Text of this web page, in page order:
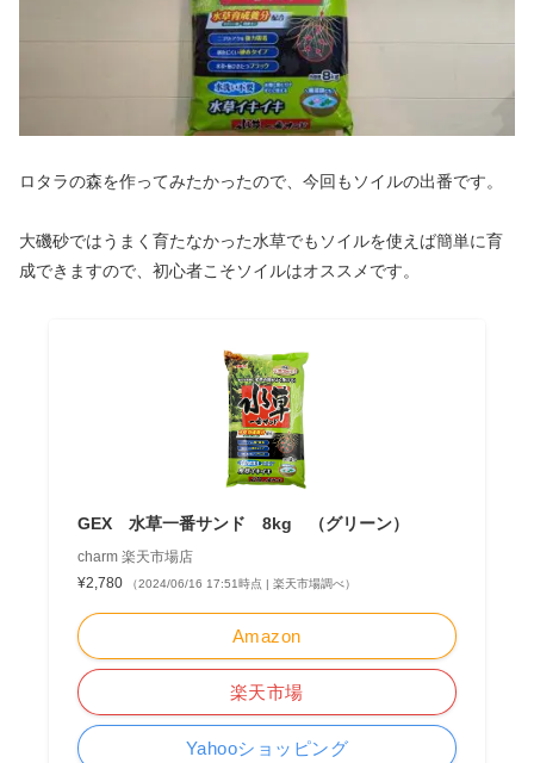
ロタラの森を作ってみたかったので、今回もソイルの出番です。
大磯砂ではうまく育たなかった水草でもソイルを使えば簡単に育
成できますので、初心者こそソイルはオススメです。
GEX 水草一番サンド 8kg （グリーン）
charm 楽天市場店
¥2,780
（2024/06/16 17:51時点 | 楽天市場調べ）
Amazon
楽天市場
Yahooショッピング